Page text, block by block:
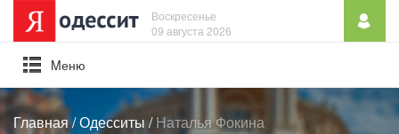
Воскресенье
09 августа 2026
Mеню
Главная/Одесситы/Наталья Фокина